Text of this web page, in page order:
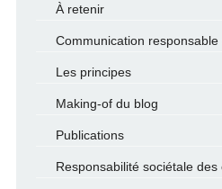
À retenir
Communication responsable
Les principes
Making-of du blog
Publications
Responsabilité sociétale des